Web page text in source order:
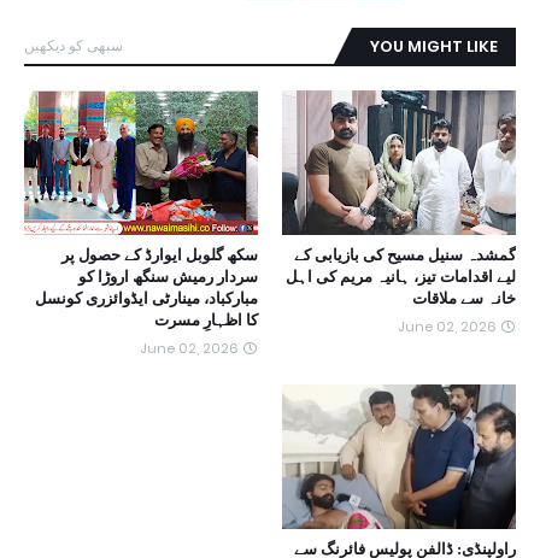
YOU MIGHT LIKE سبھی کو دیکھیں
گمشدہ سنیل مسیح کی بازیابی کے
لیے اقدامات تیز، ہانیہ مریم کی اہل
خانہ سے ملاقات
June 02, 2026
سکھ گلوبل ایوارڈ کے حصول پر
سردار رمیش سنگھ اروڑا کو
مبارکباد، مینارٹی ایڈوائزری کونسل
کا اظہارِ مسرت
June 02, 2026
راولپنڈی: ڈالفن پولیس فائرنگ سے